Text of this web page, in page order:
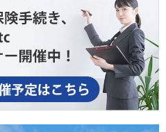
03-5217-2671
神田駿河台2-1-20 お茶の水ユ